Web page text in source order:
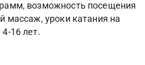
возможность посещения
массаж, уроки катания на
16 лет.